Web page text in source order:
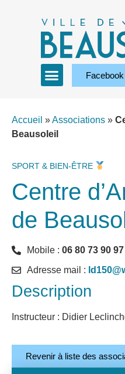
Facebook
Accueil »Associations »
Beausoleil
SPORT & BIEN-ÊTRE
Centre
de
Mobile : 06 80 73 90 97
Adresse mail :
Description
Instructeur : Didier
Revenir à liste des